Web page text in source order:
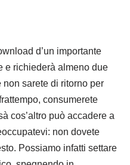
d’un importante
e richiederà almeno due
sarete di ritorno per
consumerete
cos’altro può accadere a
non dovete
Possiamo infatti settare